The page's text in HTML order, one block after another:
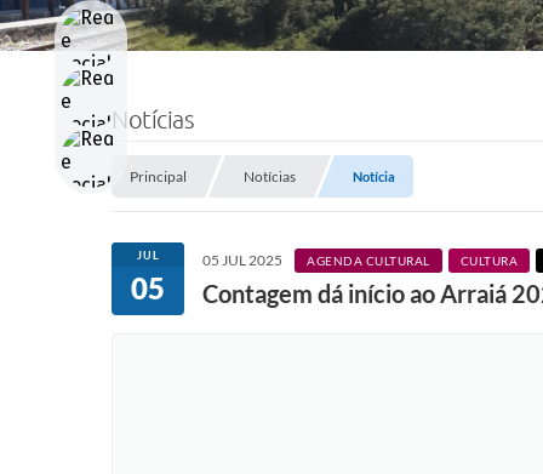
Notícias
Principal Notícias Notícia
JUL
05
05 JUL 2025 AGENDA CULTURAL CULTURA
Contagem dá início ao Arraiá